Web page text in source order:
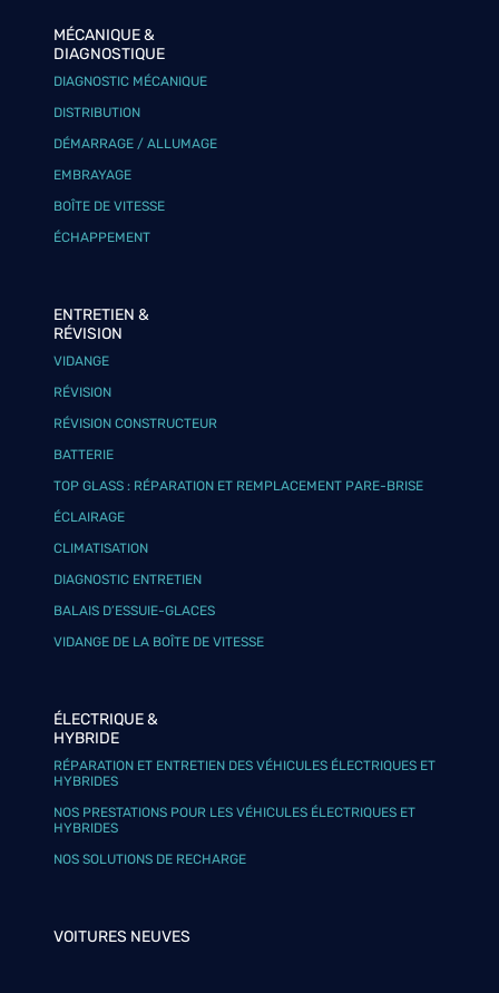
MÉCANIQUE &
DIAGNOSTIQUE
DIAGNOSTIC MÉCANIQUE
DISTRIBUTION
DÉMARRAGE / ALLUMAGE
EMBRAYAGE
BOÎTE DE VITESSE
ÉCHAPPEMENT
ENTRETIEN &
RÉVISION
VIDANGE
RÉVISION
RÉVISION CONSTRUCTEUR
BATTERIE
TOP GLASS : RÉPARATION ET REMPLACEMENT PARE-BRISE
ÉCLAIRAGE
CLIMATISATION
DIAGNOSTIC ENTRETIEN
BALAIS D’ESSUIE-GLACES
VIDANGE DE LA BOÎTE DE VITESSE
ÉLECTRIQUE &
HYBRIDE
RÉPARATION ET ENTRETIEN DES VÉHICULES ÉLECTRIQUES ET
HYBRIDES
NOS PRESTATIONS POUR LES VÉHICULES ÉLECTRIQUES ET
HYBRIDES
NOS SOLUTIONS DE RECHARGE
VOITURES NEUVES